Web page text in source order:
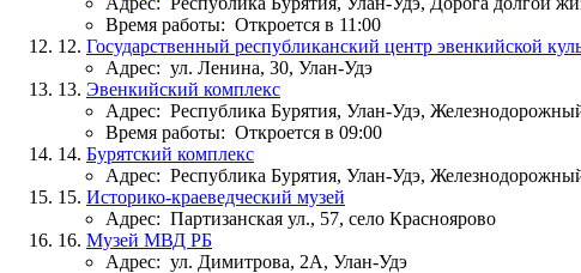
Время работы: Откроется в 11:00
12. Государственный республиканский центр эвенкийской
Адрес: ул. Ленина, 30, Улан-Удэ
13. Эвенкийский комплекс
Адрес: Республика Бурятия, Улан-Удэ,
Время работы: Откроется в 09:00
14. Бурятский комплекс
Адрес: Республика Бурятия, Улан-Удэ,
15. Историко-краеведческий музей
Адрес: Партизанская ул., 57, село Красноярово
16. Музей МВД РБ
Адрес: ул. Димитрова, 2А, Улан-Удэ